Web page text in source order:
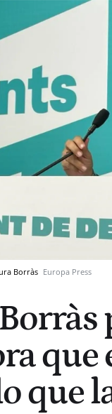
Borràs Europa Press
que